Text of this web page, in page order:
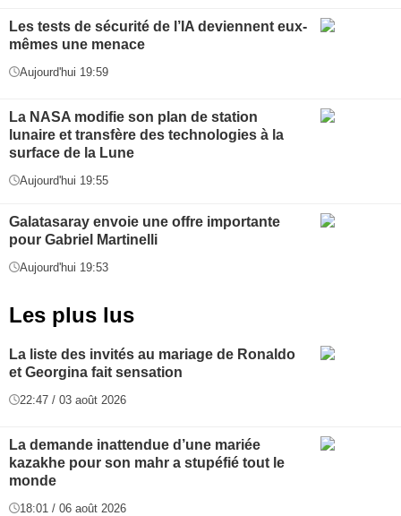
Les tests de sécurité de l’IA deviennent eux-
mêmes une menace
Aujourd'hui 19:59
La NASA modifie son plan de station
lunaire et transfère des technologies à la
surface de la Lune
Aujourd'hui 19:55
Galatasaray envoie une offre importante
pour Gabriel Martinelli
Aujourd'hui 19:53
Les plus lus
La liste des invités au mariage de Ronaldo
et Georgina fait sensation
22:47 / 03 août 2026
La demande inattendue d’une mariée
kazakhe pour son mahr a stupéfié tout le
monde
18:01 / 06 août 2026